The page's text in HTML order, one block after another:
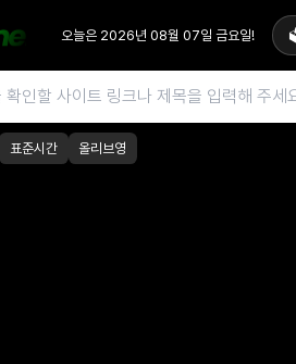
오늘은 2026년 08월 07일 금요일!
표준시간 올리브영